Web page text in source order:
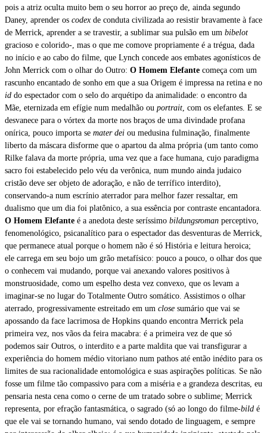
pois a atriz oculta muito bem o seu horror ao preço de, ainda segundo
Daney, aprender os codex de conduta civilizada ao resistir bravamente à face
de Merrick, aprender a se travestir, a sublimar sua pulsão em um bibelot
gracioso e colorido-, mas o que me comove propriamente é a trégua, dada
no início e ao cabo do filme, que Lynch concede aos embates agonísticos de
John Merrick com o olhar do Outro: O Homem Elefante começa com um
rascunho encantado de sonho em que a sua Origem é impressa na retina e no
id do espectador com o selo do arquétipo da animalidade: o encontro da
Mãe, eternizada em efígie num medalhão ou portrait , com os elefantes. E se
desvanece para o vórtex da morte nos braços de uma divindade profana
onírica, pouco importa se mater dei ou medusina fulminação, finalmente
liberto da máscara disforme que o apartou da alma própria (um tanto como
Rilke falava da morte própria, uma vez que a face humana, cujo paradigma
sacro foi estabelecido pelo véu da verônica, num mundo ainda judaico
cristão deve ser objeto de adoração, e não de terrífico interdito),
conservando-a num escrínio aterrador para melhor fazer ressaltar, em
dualismo que um dia foi platônico, a sua essência por contraste encantadora.
O Homem Elefante é a anedota deste seríssimo bildungsroman perceptivo,
fenomenológico, psicanalítico para o espectador das desventuras de Merrick,
que permanece atual porque o homem não é só História e leitura heroica;
ele carrega em seu bojo um grão metafísico: pouco a pouco, o olhar dos que
o conhecem vai mudando, porque vai anexando valores positivos à
monstruosidade, como um espelho desta vez convexo, que os levam a
imaginar-se no lugar do Totalmente Outro somático. Assistimos o olhar
aterrado, progressivamente estreitado em um close sumário que vai se
apossando da face lacrimosa de Hopkins quando encontra Merrick pela
primeira vez, nos vãos da feira macabra: é a primeira vez de que só
podemos sair Outros, o interdito e a parte maldita que vai transfigurar a
experiência do homem médio vitoriano num pathos até então inédito para os
limites de sua racionalidade entomológica e suas aspirações políticas. Se não
fosse um filme tão compassivo para com a miséria e a grandeza descritas, eu
pensaria nesta cena como o cerne de um tratado sobre o sublime; Merrick
representa, por efração fantasmática, o sagrado (só ao longo do filme-bild é
que ele vai se tornando humano, vai sendo dotado de linguagem, e sempre